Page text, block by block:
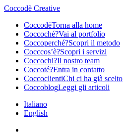
Coccodè Creative
CoccodèTorna alla home
Coccoché?Vai al portfolio
Coccoperché?Scopri il metodo
Cocccos’è?Scopri i servizi
Coccochi?Il nostro team
Coccoté?Entra in contatto
CoccoclientiChi ci ha già scelto
CoccoblogLeggi gli articoli
Italiano
English